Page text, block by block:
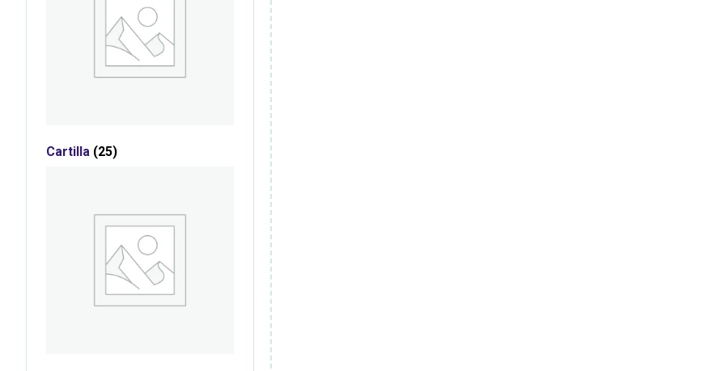
Cartilla (25)